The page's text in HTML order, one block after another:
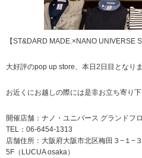
【ST&DARD MADE.×NANO UNIVERSE
大好評のpop up store、本日2日目となりま
お近くにお越しの際には是非お立ち寄り下
開催店舗：ナノ・ユニバース グランドフ
TEL：06-6454-1313
店舗住所：大阪府大阪市北区梅田３−１−
5F（LUCUA osaka）